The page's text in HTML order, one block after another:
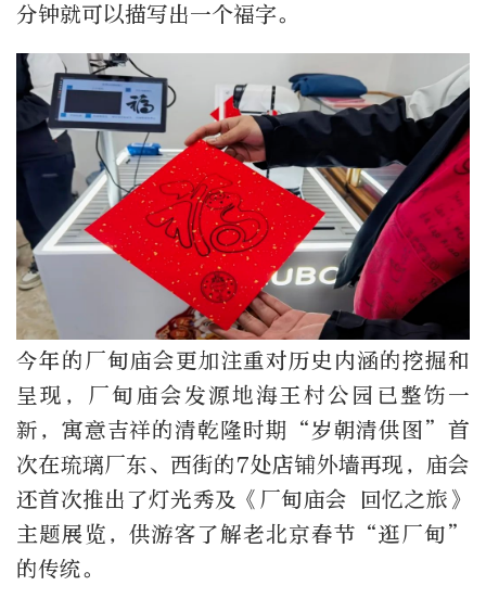
分钟就可以描写出一个福字。
今年的厂甸庙会更加注重对历史内涵的挖掘和
呈现，厂甸庙会发源地海王村公园已整饬一
新，寓意吉祥的清乾隆时期“岁朝清供图”首
次在琉璃厂东、西街的7处店铺外墙再现，庙会
还首次推出了灯光秀及《厂甸庙会 回忆之旅》
主题展览，供游客了解老北京春节“逛厂甸”
的传统。